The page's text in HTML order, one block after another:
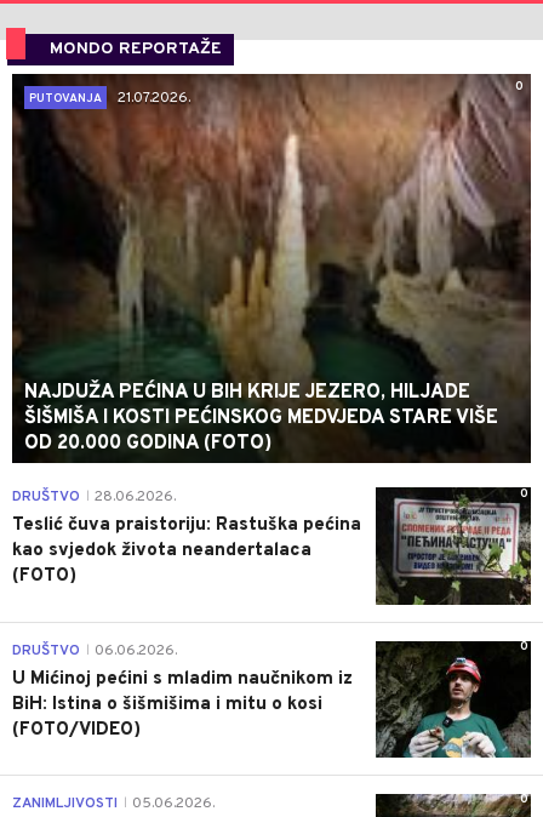
MONDO REPORTAŽE
0
PUTOVANJA
21.07.2026.
NAJDUŽA PEĆINA U BIH KRIJE JEZERO, HILJADE
ŠIŠMIŠA I KOSTI PEĆINSKOG MEDVJEDA STARE VIŠE
OD 20.000 GODINA (FOTO)
0
DRUŠTVO 28.06.2026.
Teslić čuva praistoriju: Rastuška pećina
kao svjedok života neandertalaca
(FOTO)
0
DRUŠTVO 06.06.2026.
U Mićinoj pećini s mladim naučnikom iz
BiH: Istina o šišmišima i mitu o kosi
(FOTO/VIDEO)
0
ZANIMLJIVOSTI 05.06.2026.